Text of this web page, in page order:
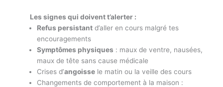
Les signes qui doivent t’alerter :
Refus persistantd’aller en cours malgré tes
encouragements
Symptômes physiques : maux de ventre, nausées,
maux de tête sans cause médicale
Crises d’angoissele matin ou la veille des cours
Changements de comportement à la maison :